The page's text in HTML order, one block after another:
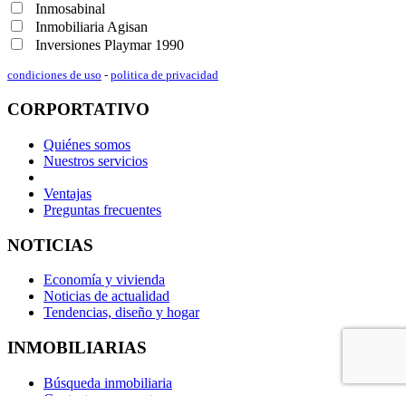
Inmosabinal
Inmobiliaria Agisan
Inversiones Playmar 1990
condiciones de uso - politica de privacidad
CORPORTATIVO
Quiénes somos
Nuestros servicios
Ventajas
Preguntas frecuentes
NOTICIAS
Economía y vivienda
Noticias de actualidad
Tendencias, diseño y hogar
INMOBILIARIAS
Búsqueda inmobiliaria